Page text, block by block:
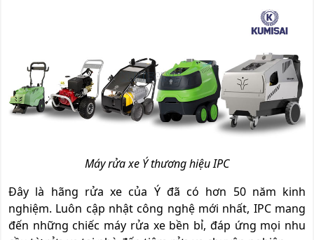
Máy rửa xe Ý thương hiệu IPC
Đây là hãng rửa xe của Ý đã có hơn 50 năm kinh
nghiệm. Luôn cập nhật công nghệ mới nhất, IPC mang
đến những chiếc máy rửa xe bền bỉ, đáp ứng mọi nhu